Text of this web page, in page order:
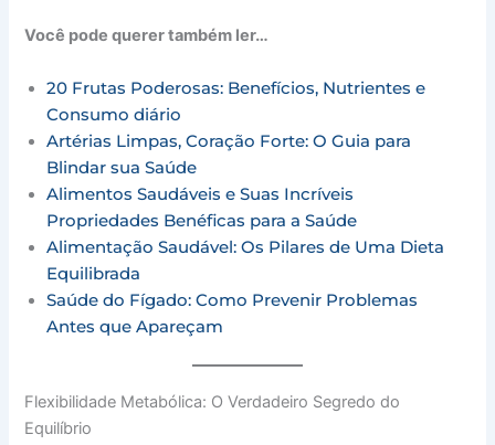
Você pode querer também ler…
20 Frutas Poderosas: Benefícios, Nutrientes e
Consumo diário
Artérias Limpas, Coração Forte: O Guia para
Blindar sua Saúde
Alimentos Saudáveis e Suas Incríveis
Propriedades Benéficas para a Saúde
Alimentação Saudável: Os Pilares de Uma Dieta
Equilibrada
Saúde do Fígado: Como Prevenir Problemas
Antes que Apareçam
Flexibilidade Metabólica: O Verdadeiro Segredo do
Equilíbrio